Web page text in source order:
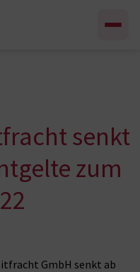
senkt
zum
GmbH senkt ab